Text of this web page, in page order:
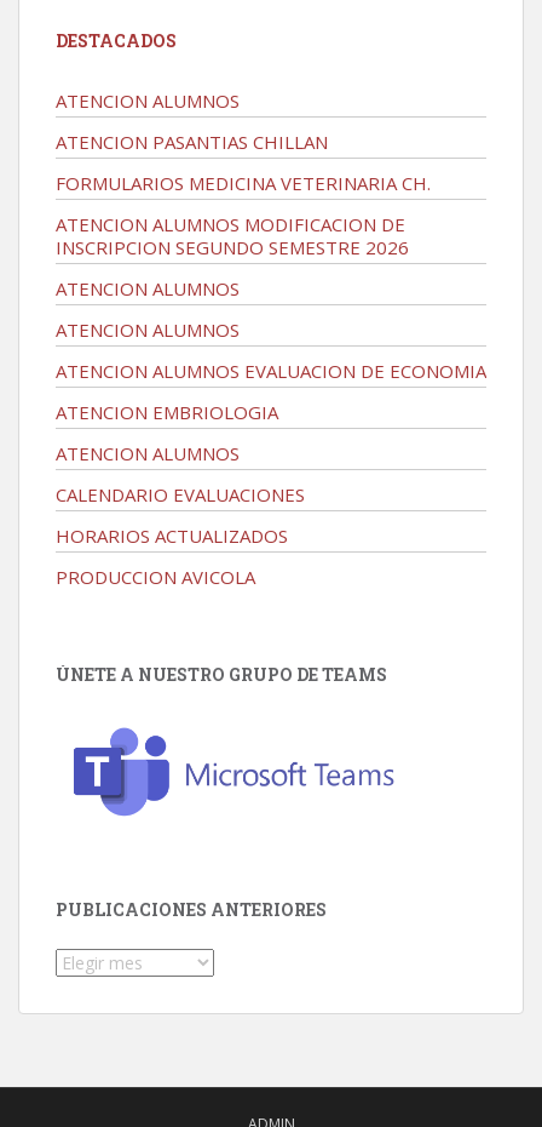
DESTACADOS
ATENCION ALUMNOS
ATENCION PASANTIAS CHILLAN
FORMULARIOS MEDICINA VETERINARIA CH.
ATENCION ALUMNOS MODIFICACION DE
INSCRIPCION SEGUNDO SEMESTRE 2026
ATENCION ALUMNOS
ATENCION ALUMNOS
ATENCION ALUMNOS EVALUACION DE ECONOMIA
ATENCION EMBRIOLOGIA
ATENCION ALUMNOS
CALENDARIO EVALUACIONES
HORARIOS ACTUALIZADOS
PRODUCCION AVICOLA
ÚNETE A NUESTRO GRUPO DE TEAMS
PUBLICACIONES ANTERIORES
Publicaciones